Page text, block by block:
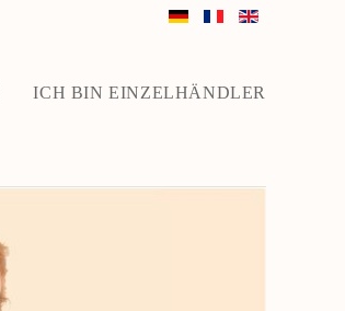
ICH BIN EINZELHÄNDLER